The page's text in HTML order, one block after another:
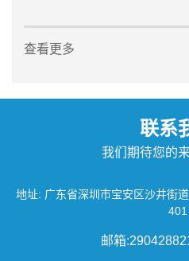
查看更多
联系
我们期待您的
地址: 广东省深圳市宝安区沙井街
401
邮箱